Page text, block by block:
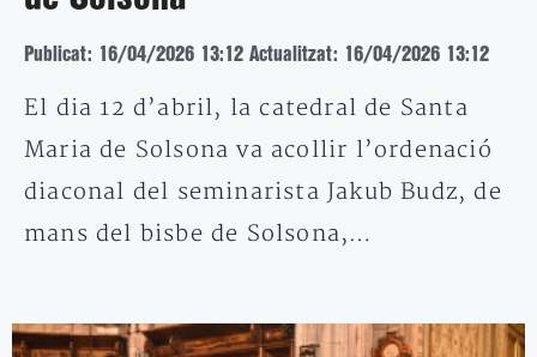
Publicat: 16/04/2026 13:12 Actualitzat: 16/04/2026 13:12
El dia 12 d’abril, la catedral de Santa
Maria de Solsona va acollir l’ordenació
diaconal del seminarista Jakub Budz, de
mans del bisbe de Solsona,…